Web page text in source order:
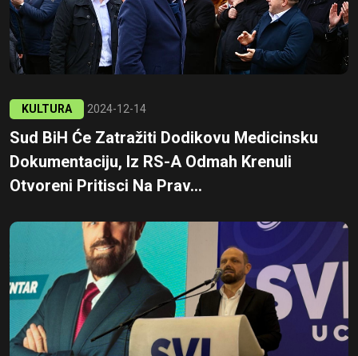
KULTURA 2024-12-14
Sud BiH Će Zatražiti Dodikovu Medicinsku
Dokumentaciju, Iz RS-A Odmah Krenuli
Otvoreni Pritisci Na Prav...